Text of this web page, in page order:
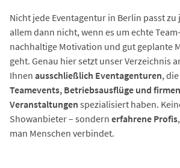
Nicht jede Eventagentur in Berlin passt zu
allem dann nicht, wenn es um echte
nachhaltige Motivation und gut geplante
geht. Genau hier setzt unser Verzeichnis
Ihnen ausschließlich Eventagenturen,
Teamevents, Betriebsausflüge und
Veranstaltungen spezialisiert haben.
Showanbieter – sondern erfahrene Profis
man Menschen verbindet.